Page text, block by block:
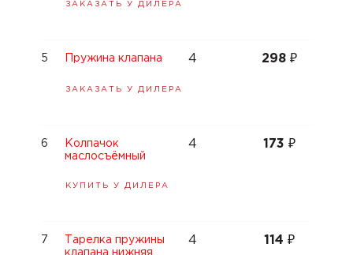
ЗАКАЗАТЬ У ДИЛЕРА
Пружина клапана 4 298₽
ЗАКАЗАТЬ У ДИЛЕРА
5
Колпачок
маслосъёмный
4 173₽
КУПИТЬ У ДИЛЕРА
6
Тарелка пружины
клапана нижняя
4 114₽
7